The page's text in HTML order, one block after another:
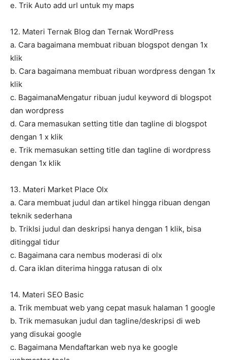
e. Trik Auto add url untuk my maps
12. Materi Ternak Blog dan Ternak WordPress
a. Cara bagaimana membuat ribuan blogspot dengan 1x
klik
b. Cara bagaimana membuat ribuan wordpress dengan 1x
klik
c. BagaimanaMengatur ribuan judul keyword di blogspot
dan wordpress
d. Cara memasukan setting title dan tagline di blogspot
dengan 1 x klik
e. Trik memasukan setting title dan tagline di wordpress
dengan 1x klik
13. Materi Market Place Olx
a. Cara membuat judul dan artikel hingga ribuan dengan
teknik sederhana
b. TrikIsi judul dan deskripsi hanya dengan 1 klik, bisa
ditinggal tidur
c. Bagaimana cara nembus moderasi di olx
d. Cara iklan diterima hingga ratusan di olx
14. Materi SEO Basic
a. Trik membuat web yang cepat masuk halaman 1 google
b. Trik memasukan judul dan tagline/deskripsi di web
yang disukai google
c. Bagaimana Mendaftarkan web nya ke google